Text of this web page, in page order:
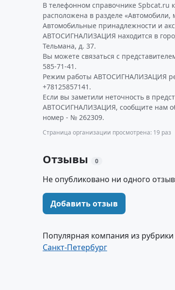
В телефонном справочнике Spbcat.ru
расположена в разделе «Автомобили,
Автомобильные принадлежности и
АВТОСИГНАЛИЗАЦИЯ находится в
Тельмана, д. 37.
Вы можете связаться с
585-71-41.
Режим работы АВТОСИГНАЛИЗАЦИЯ
+78125857141.
Если вы заметили неточность в
АВТОСИГНАЛИЗАЦИЯ, сообщите нам
номер - № 262309.
Страница организации просмотрена: 19 раз
Отзывы 0
Не опубликовано ни одного
Добавить отзыв
Популярная компания из
Санкт-Петербург